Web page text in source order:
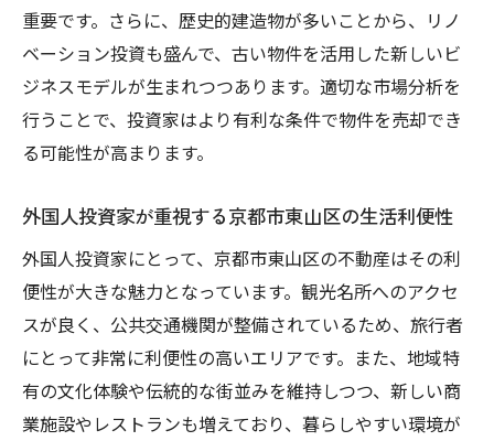
観光資源を活用した京都市東山区での不動産売
却戦術
観光資源を最大限に活かす不動産宣伝術
観光シーズンを活用した販売計画の立案
チ
観光客の流入が不動産市場に与える影響
宿泊施設としての活用可能性を考慮した物
件選び
観光客視点で考える物件の付加価値
外国人投資家の注目を集めるための京都市不動
産の魅力強化法
重要です。さらに、歴史的建造物が多いことから、リノ
ベーション投資も盛んで、古い物件を活用した新しいビ
ジネスモデルが生まれつつあります。適切な市場分析を
行うことで、投資家はより有利な条件で物件を売却でき
る可能性が高まります。
外国人投資家が重視する京都市東山区の生活利便性
外国人投資家にとって、京都市東山区の不動産はその利
便性が大きな魅力となっています。観光名所へのアクセ
スが良く、公共交通機関が整備されているため、旅行者
にとって非常に利便性の高いエリアです。また、地域特
有の文化体験や伝統的な街並みを維持しつつ、新しい商
業施設やレストランも増えており、暮らしやすい環境が